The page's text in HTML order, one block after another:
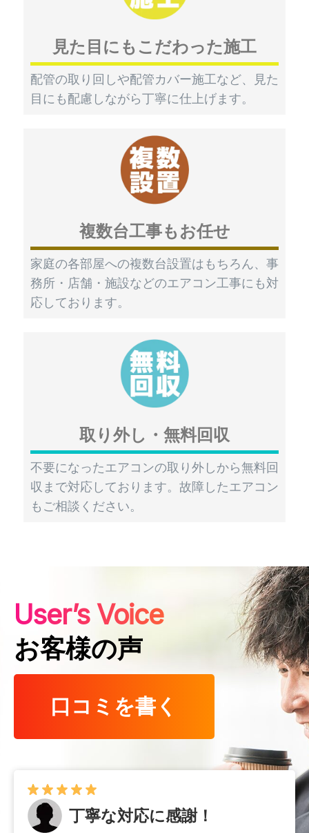
見た目にもこだわった施工
配管の取り回しや配管カバー施工など、見た
目にも配慮しながら丁寧に仕上げます。
複数台工事もお任せ
家庭の各部屋への複数台設置はもちろん、事
務所・店舗・施設などのエアコン工事にも対
応しております。
取り外し・無料回収
不要になったエアコンの取り外しから無料回
収まで対応しております。故障したエアコン
もご相談ください。
User’s Voice
お客様の声
口コミを書く
丁寧な対応に感謝！
早くて確実！